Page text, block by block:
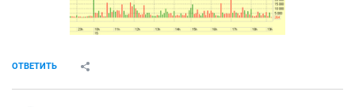
ОТВЕТИТЬ